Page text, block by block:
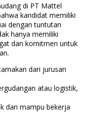
di PT Mattel
kandidat memiliki
dengan tuntutan
hanya memiliki
dan komitmen untuk
dari jurusan
atau logistik,
dan mampu bekerja